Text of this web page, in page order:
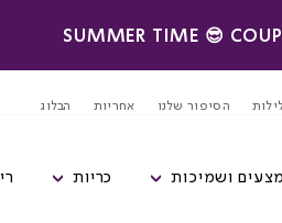
SUMMER TIME 😎
הסיפור שלנו אחריות הבלוג
מצעים ושמיכות כריות